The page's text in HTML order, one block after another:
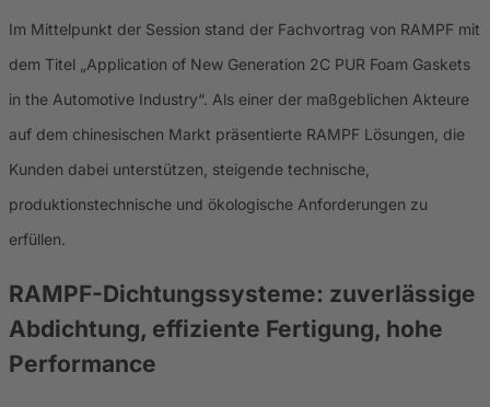
Im Mittelpunkt der Session stand der Fachvortrag von RAMPF mit
dem Titel „Application of New Generation 2C PUR Foam Gaskets
in the Automotive Industry“. Als einer der maßgeblichen Akteure
auf dem chinesischen Markt präsentierte RAMPF Lösungen, die
Kunden dabei unterstützen, steigende technische,
produktionstechnische und ökologische Anforderungen zu
erfüllen.
RAMPF-Dichtungssysteme: zuverlässige
Abdichtung, effiziente Fertigung, hohe
Performance